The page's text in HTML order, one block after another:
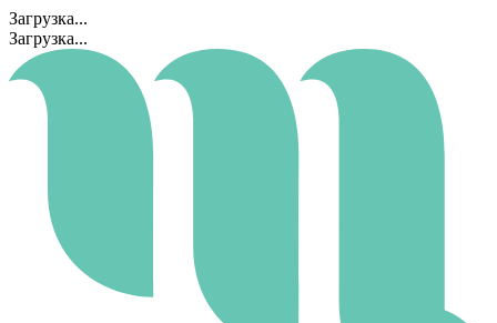
Загрузка...
Загрузка...